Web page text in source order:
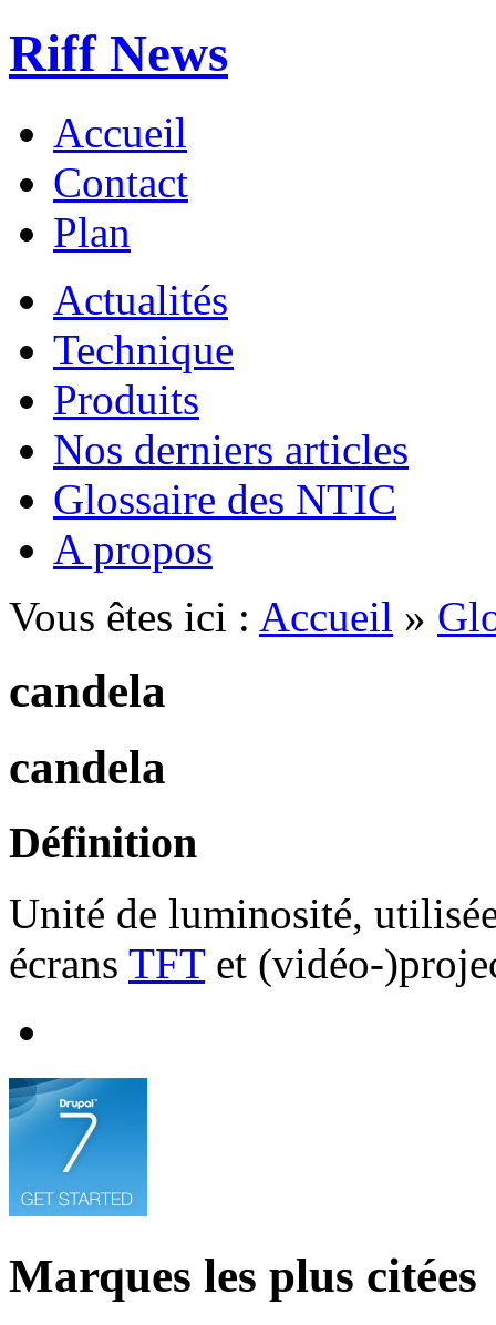
Riff News
Accueil
Contact
Plan
Actualités
Technique
Produits
Nos derniers articles
Glossaire des NTIC
A propos
Vous êtes ici : Accueil »
candela
candela
Définition
Unité de luminosité,
écrans TFTet (vidéo-
Marques les plus citées